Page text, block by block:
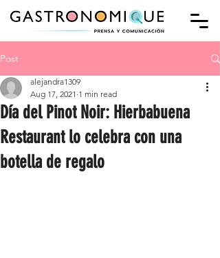
Post
Día del Pinot Noir: Hierbabuena
Restaurant lo celebra con una
botella de regalo
alejandra1309
Aug 17, 2021 1 min read